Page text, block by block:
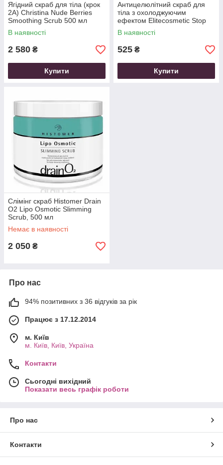
Ягідний скраб для тіла (крок
2A) Christina Nude Berries
Smoothing Scrub 500 мл
В наявності
2 580 ₴
Купити
Антицелюлітний скраб для
тіла з охолоджуючим
ефектом Elitecosmetic Stop
Cellulite Body Scrub 300 мл
В наявності
525 ₴
Купити
Слімінг скраб Histomer Drain
O2 Lipo Osmotic Slimming
Scrub, 500 мл
Немає в наявності
2 050 ₴
Про нас
94% позитивних з 36 відгуків за рік
Працює з 17.12.2014
м. Київ
м. Київ, Київ, Україна
Контакти
Сьогодні вихідний
Показати весь графік роботи
Про нас
Контакти